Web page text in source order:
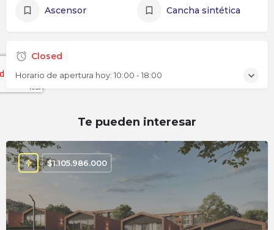
Ascensor Cancha sintética
Closed
Horario de apertura hoy: 10:00 - 18:00
Te pueden interesar
$1.105.986.000